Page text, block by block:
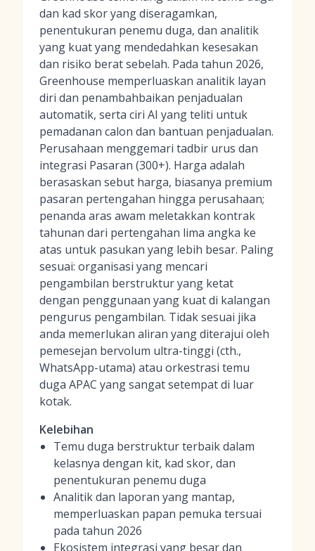
dan kad skor yang diseragamkan,
penentukuran penemu duga, dan analitik
yang kuat yang mendedahkan kesesakan
dan risiko berat sebelah. Pada tahun 2026,
Greenhouse memperluaskan analitik layan
diri dan penambahbaikan penjadualan
automatik, serta ciri AI yang teliti untuk
pemadanan calon dan bantuan penjadualan.
Perusahaan menggemari tadbir urus dan
integrasi Pasaran (300+). Harga adalah
berasaskan sebut harga, biasanya premium
pasaran pertengahan hingga perusahaan;
penanda aras awam meletakkan kontrak
tahunan dari pertengahan lima angka ke
atas untuk pasukan yang lebih besar. Paling
sesuai: organisasi yang mencari
pengambilan berstruktur yang ketat
dengan penggunaan yang kuat di kalangan
pengurus pengambilan. Tidak sesuai jika
anda memerlukan aliran yang diterajui oleh
pemesejan bervolum ultra-tinggi (cth.,
WhatsApp-utama) atau orkestrasi temu
duga APAC yang sangat setempat di luar
kotak.
Kelebihan
Temu duga berstruktur terbaik dalam
kelasnya dengan kit, kad skor, dan
penentukuran penemu duga
Analitik dan laporan yang mantap,
memperluaskan papan pemuka tersuai
pada tahun 2026
Ekosistem integrasi yang besar dan